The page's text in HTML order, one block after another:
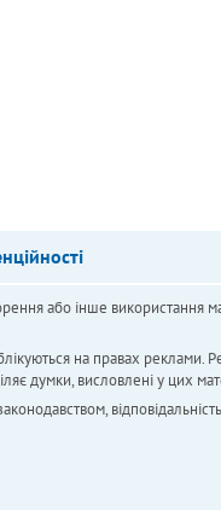
або інше використання
на правах реклами.
думки, висловлені у цих